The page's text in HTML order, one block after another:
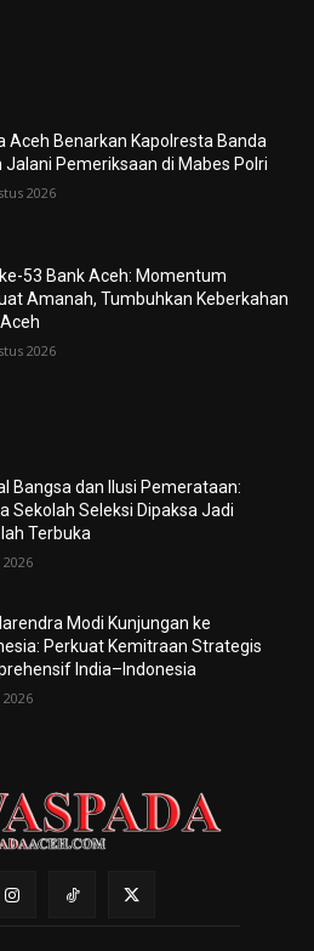
Aceh Benarkan Kapolresta Banda
Jalani Pemeriksaan di Mabes Polri
2026
ke-53 Bank Aceh: Momentum
Amanah, Tumbuhkan Keberkahan
2026
Bangsa dan Ilusi Pemerataan:
Sekolah Seleksi Dipaksa Jadi
Terbuka
2026
Modi Kunjungan ke
Perkuat Kemitraan Strategis
India–Indonesia
2026